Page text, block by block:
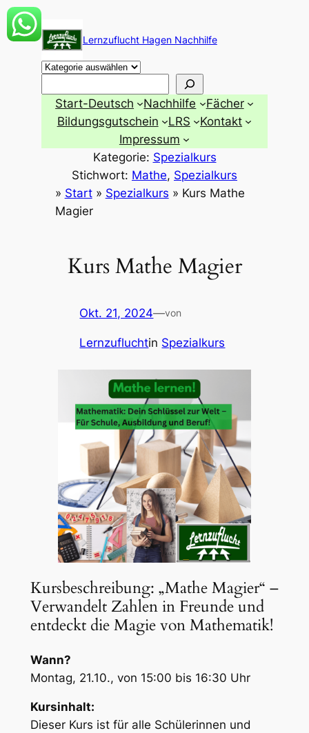
Zum
Inhalt
springen
Lernzuflucht Hagen Nachhilfe
Start-Deutsch Nachhilfe
Fächer
Bildungsgutschein
LRS
Kontakt
Impressum
Kategorie: Spezialkurs
Stichwort: Mathe, Spezialkurs
» Start» Spezialkurs » Kurs Mathe
Magier
Kurs Mathe Magier
Okt. 21, 2024—von
Lernzufluchtin Spezialkurs
Kursbeschreibung: „Mathe Magier“ –
Verwandelt Zahlen in Freunde und
entdeckt die Magie von Mathematik!
Wann?
Montag, 21.10., von 15:00 bis 16:30 Uhr
Kursinhalt:
Dieser Kurs ist für alle Schülerinnen und